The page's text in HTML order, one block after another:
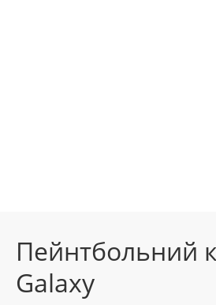
Пейнтбольний
Galaxy